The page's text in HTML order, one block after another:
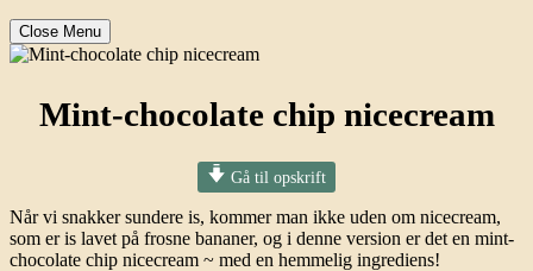
Close Menu
Mint-chocolate chip nicecream
Gå til opskrift
Når vi snakker sundere is, kommer man ikke uden om nicecream,
som er is lavet på frosne bananer, og i denne version er det en mint-
chocolate chip nicecream ~ med en hemmelig ingrediens!